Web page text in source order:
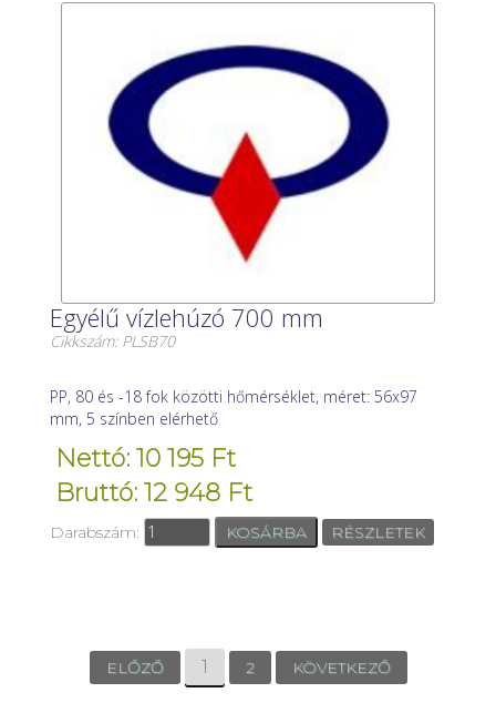
Egyélű vízlehúzó 700 mm
Cikkszám: PLSB70
PP, 80 és -18 fok közötti hőmérséklet, méret: 56x97
mm, 5 színben elérhető
Nettó: 10 195 Ft
Bruttó: 12 948 Ft
Darabszám: RÉSZLETEK
ELŐZŐ 1 2 KÖVETKEZŐ